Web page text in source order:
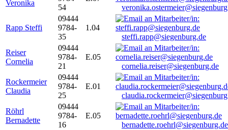
Veronika
54
Rapp Steffi
09444
9784-
35
1.04
steffi.rapp@siegenburg.de
Reiser
Cornelia
09444
9784-
21
E.05
cornelia.reiser@siegenburg.de
Rockermeier
Claudia
09444
9784-
25
E.01
Röhrl
Bernadette
09444
9784-
16
E.05
bernadette.roehrl@siegenburg.de